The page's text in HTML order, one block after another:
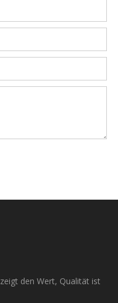
den Wert, Qualität ist